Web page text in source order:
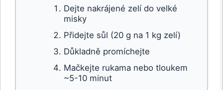
Dejte nakrájené zelí do velké
misky
Přidejte sůl (20 g na 1 kg zelí)
Důkladně promíchejte
Mačkejte rukama nebo tloukem
~5-10 minut